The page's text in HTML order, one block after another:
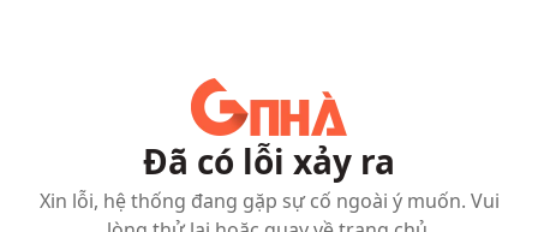
Đã có lỗi xảy ra
Xin lỗi, hệ thống đang gặp sự cố ngoài ý muốn. Vui